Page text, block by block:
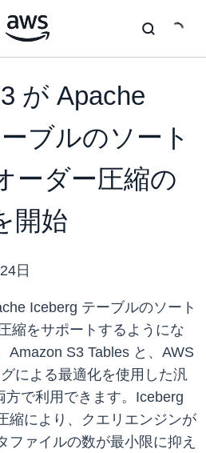
が Apache
ブルのソート
ーダー圧縮の
開始
日
Iceberg テーブルのソート
縮をサポートするようにな
Amazon S3 Tables と、AWS
による最適化を使用した汎
方で利用できます。Iceberg
縮により、クエリエンジンが
ファイルの数が最小限に抑え